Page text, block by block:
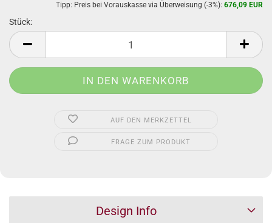
Tipp: Preis bei Vorauskasse via Überweisung (-3%): 676,09 EUR
Stück:
Stück
AUF DEN MERKZETTEL
FRAGE ZUM PRODUKT
Design Info